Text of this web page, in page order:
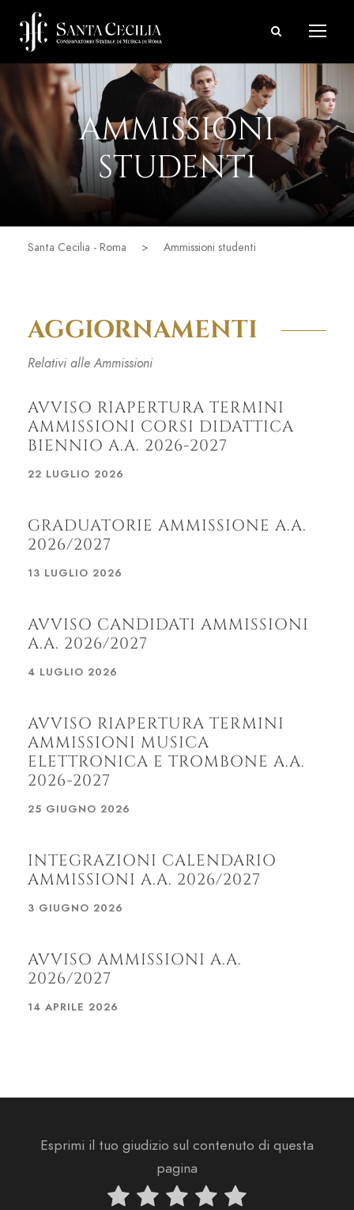
AMMISSIONI
STUDENTI
Santa Cecilia - Roma > Ammissioni studenti
AGGIORNAMENTI
Relativi alle Ammissioni
AVVISO RIAPERTURA TERMINI
AMMISSIONI CORSI DIDATTICA
BIENNIO A.A. 2026-2027
22 LUGLIO 2026
GRADUATORIE AMMISSIONE A.A.
2026/2027
13 LUGLIO 2026
AVVISO CANDIDATI AMMISSIONI
A.A. 2026/2027
4 LUGLIO 2026
AVVISO RIAPERTURA TERMINI
AMMISSIONI MUSICA
ELETTRONICA E TROMBONE A.A.
2026-2027
25 GIUGNO 2026
INTEGRAZIONI CALENDARIO
AMMISSIONI A.A. 2026/2027
3 GIUGNO 2026
AVVISO AMMISSIONI A.A.
2026/2027
14 APRILE 2026
Esprimi il tuo giudizio sul contenuto di questa
pagina